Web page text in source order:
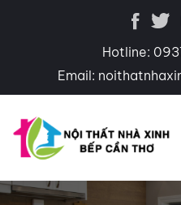
Hotline:
Email:
BẾP
CẦN
CHUYÊN